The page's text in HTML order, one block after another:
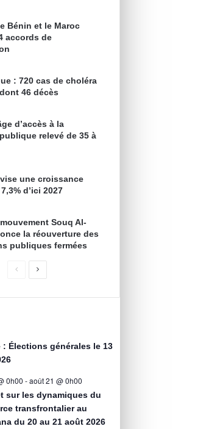
Bénin et le Maroc
accords de
: 720 cas de choléra
46 décès
d’accès à la
relevé de 35 à
une croissance
d’ici 2027
Souq Al-
la réouverture des
publiques fermées
: Élections générales le 13
0h00 -août 21 @ 0h00
sur les dynamiques du
transfrontalier au
du 20 au 21 août 2026